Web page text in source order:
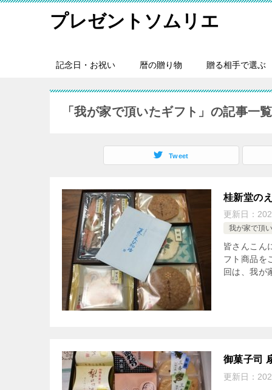
プレゼントソムリエ
記念日・お祝い 暦の贈り物 贈る相手で選ぶ
「我が家で頂いたギフト」の記事一覧
Tweet
桂新堂の
更新日：
我が家で頂
皆さんこん
フト商品を
回は、我が
御菓子司
更新日：